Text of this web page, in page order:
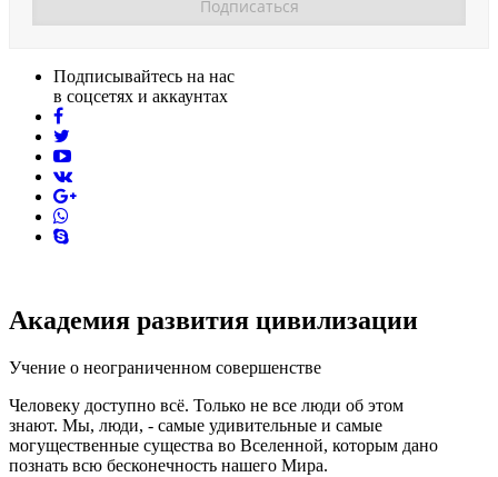
Подписывайтесь на нас
в соцсетях и аккаунтах
facebook
youtube
vk
skype
Академия развития цивилизации
Учение о неограниченном совершенстве
Человеку доступно всё. Только не все люди об этом
знают. Мы, люди, - самые удивительные и самые
могущественные существа во Вселенной, которым дано
познать всю бесконечность нашего Мира.